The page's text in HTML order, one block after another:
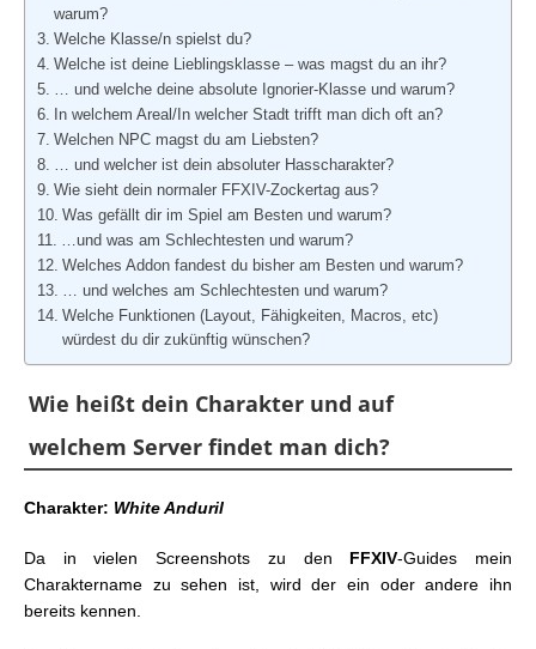
warum?
Welche Klasse/n spielst du?
Welche ist deine Lieblingsklasse – was magst du an ihr?
… und welche deine absolute Ignorier-Klasse und warum?
In welchem Areal/In welcher Stadt trifft man dich oft an?
Welchen NPC magst du am Liebsten?
… und welcher ist dein absoluter Hasscharakter?
Wie sieht dein normaler FFXIV-Zockertag aus?
Was gefällt dir im Spiel am Besten und warum?
…und was am Schlechtesten und warum?
Welches Addon fandest du bisher am Besten und warum?
… und welches am Schlechtesten und warum?
Welche Funktionen (Layout, Fähigkeiten, Macros, etc)
würdest du dir zukünftig wünschen?
Wie heißt dein Charakter und auf
welchem Server findet man dich?
Charakter: White Anduril
Da in vielen Screenshots zu den FFXIV-Guides mein
Charaktername zu sehen ist, wird der ein oder andere ihn
bereits kennen.